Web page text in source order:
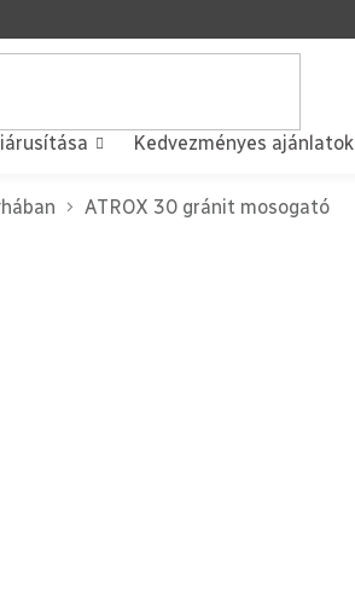
Kedvezményes ajánlatok
ATROX 30 gránit mosogató